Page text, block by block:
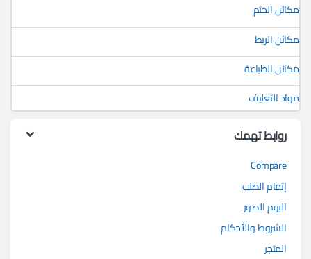
مكائن الختم
مكائن الربط
مكائن الطباعة
مواد التغليف
روابط تهمك
Compare
إتمام الطلب
البوم الصور
الشروط والأحكام
المتجر